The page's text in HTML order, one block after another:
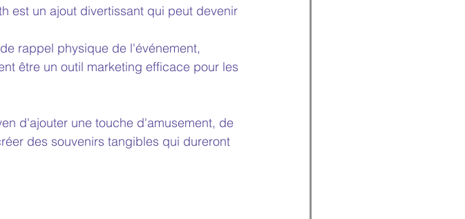
est un ajout divertissant qui peut devenir
rappel physique de l'événement,
être un outil marketing efficace pour les
d'ajouter une touche d'amusement, de
des souvenirs tangibles qui dureront